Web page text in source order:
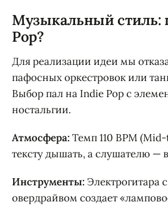
Музыкальный стиль:
Pop?
Для реализации идеи мы
пафосных оркестровок или
Выбор пал на Indie Pop с
ностальгии.
Атмосфера:Темп 110 BPM
тексту дышать, а слушателю —
Инструменты:Электрогитара
овердрайвом создает